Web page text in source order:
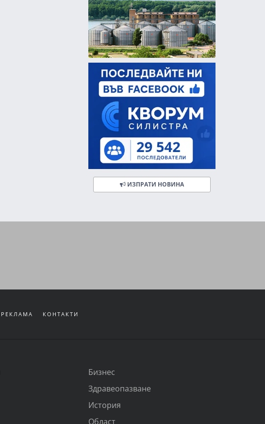
ИЗПРАТИ НОВИНА
РЕКЛАМА КОНТАКТИ
Бизнес
Здравеопазване
История
Област